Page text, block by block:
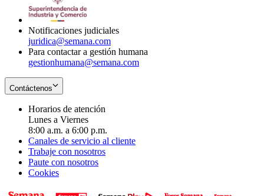
Notificaciones judiciales
juridica@semana.com
Para contactar a gestión humana
gestionhumana@semana.com
Contáctenos
Horarios de atención
Lunes a Viernes
8:00 a.m. a 6:00 p.m.
Canales de servicio al cliente
Trabaje con nosotros
Paute con nosotros
Cookies